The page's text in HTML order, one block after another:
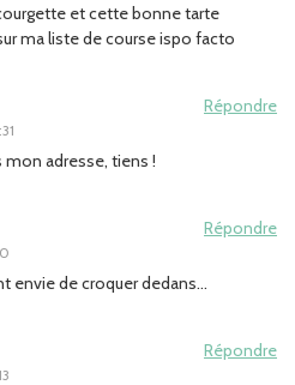
et cette bonne tarte
ma liste de course ispo facto
Répondre
adresse, tiens !
Répondre
envie de croquer dedans…
Répondre